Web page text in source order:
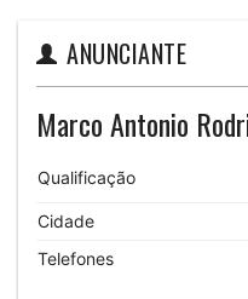
ANUNCIANTE
Marco Antonio
Qualificação
Cidade
Telefones